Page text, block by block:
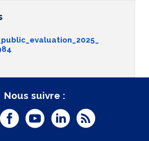
Nous suivre :
F
Y
L
R